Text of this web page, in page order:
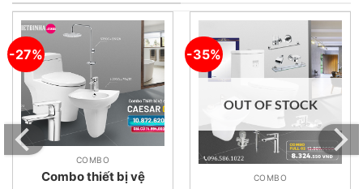
-27%
COMBO
Combo thiết bị vệ
-35%
OUT OF STOCK
COMBO